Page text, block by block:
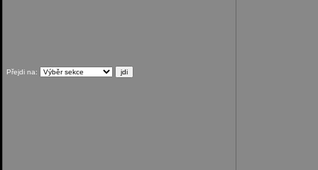
Přejdi na: